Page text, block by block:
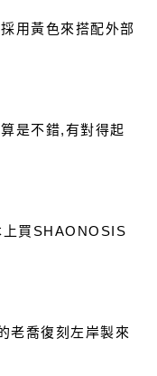
用黃色來搭配外部
是不錯,有對得起
買SHAONOSIS
老喬復刻左岸製來